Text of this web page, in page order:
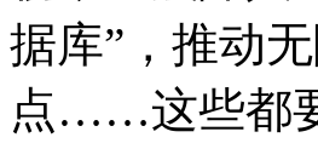
据库”，推动
点……这些都